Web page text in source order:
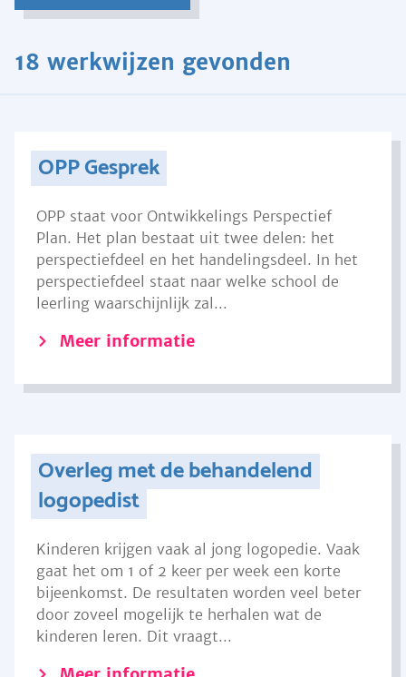
18 werkwijzen gevonden
OPP Gesprek
OPP staat voor Ontwikkelings Perspectief
Plan. Het plan bestaat uit twee delen: het
perspectiefdeel en het handelingsdeel. In het
perspectiefdeel staat naar welke school de
leerling waarschijnlijk zal...
Meer informatie
Overleg met de behandelend
logopedist
Kinderen krijgen vaak al jong logopedie. Vaak
gaat het om 1 of 2 keer per week een korte
bijeenkomst. De resultaten worden veel beter
door zoveel mogelijk te herhalen wat de
kinderen leren. Dit vraagt...